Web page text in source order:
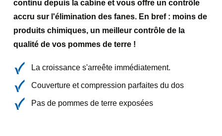
continu depuis la cabine et vous offre un contrôle
accru sur l'élimination des fanes. En bref : moins de
produits chimiques, un meilleur contrôle de la
qualité de vos pommes de terre !
La croissance s'arreête immédiatement.
Couverture et compression parfaites du dos
Pas de pommes de terre exposées